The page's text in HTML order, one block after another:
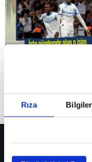
Rıza Bilgiler
Reddet